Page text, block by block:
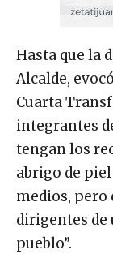
Hasta que la
Alcalde,
Cuarta
integrantes
tengan los
abrigo de
medios, pero
dirigentes
pueblo”.